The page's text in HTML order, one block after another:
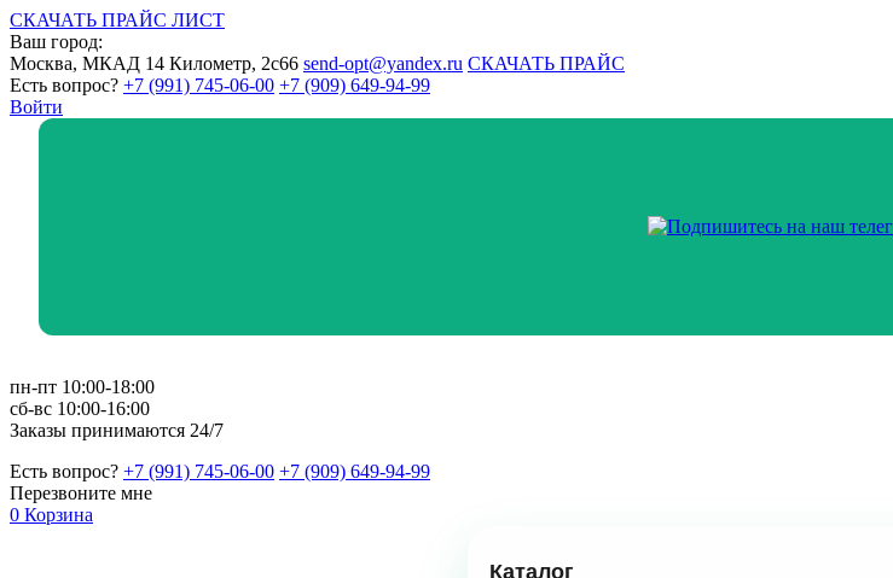
СКАЧАТЬ ПРАЙС ЛИСТ
Ваш город:
Москва, МКАД 14 Километр, 2с66 send-opt@yandex.ru СКАЧАТЬ ПРАЙС
Есть вопрос? +7 (991) 745-06-00 +7 (909) 649-94-99
Войти
пн-пт 10:00-18:00
сб-вс 10:00-16:00
Заказы принимаются 24/7
Есть вопрос? +7 (991) 745-06-00 +7 (909) 649-94-99
Перезвоните мне
0 Корзина
Каталог